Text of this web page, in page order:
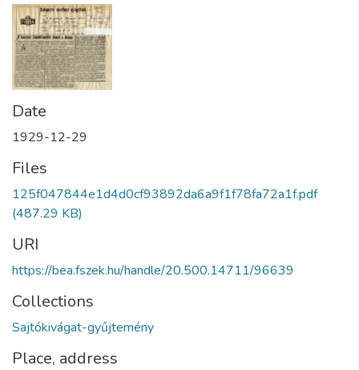
Date
1929-12-29
Files
125f047844e1d4d0cf93892da6a9f1f78fa72a1f.pdf
(487.29 KB)
URI
https://bea.fszek.hu/handle/20.500.14711/96639
Collections
Sajtókivágat-gyűjtemény
Place, address